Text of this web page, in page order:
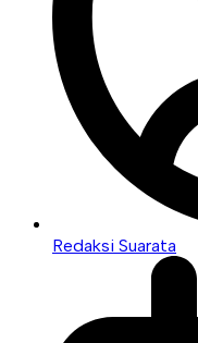
Redaksi Suarata